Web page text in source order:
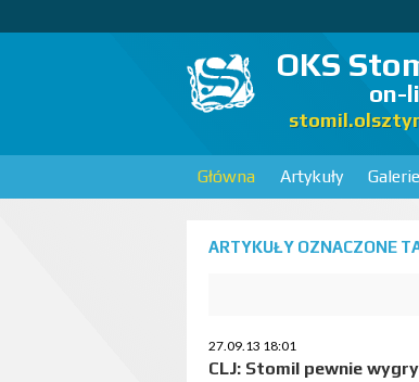
OKS
on-
Główna Artykuły Galerie
ARTYKUŁY OZNACZONE
27.09.13 18:01
CLJ: Stomil pewnie